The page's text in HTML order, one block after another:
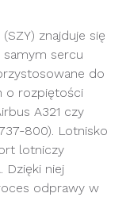
znajduje się
sercu
do
o rozpiętości
A321 czy
800). Lotnisko
lotniczy
Dzięki niej
odprawy w